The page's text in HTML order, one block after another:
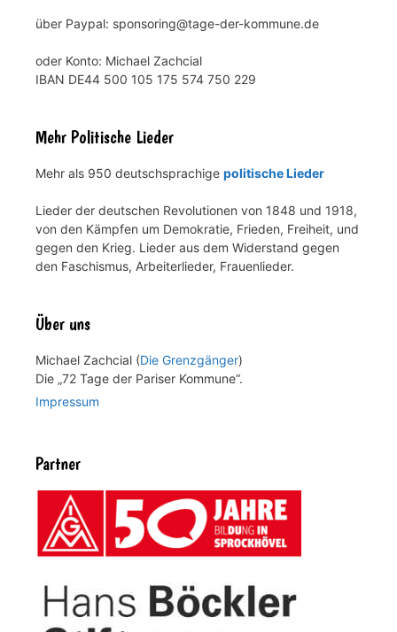
über Paypal: sponsoring@tage-der-kommune.de
oder Konto: Michael Zachcial
IBAN DE44 500 105 175 574 750 229
Mehr Politische Lieder
Mehr als 950 deutschsprachige politische Lieder
Lieder der deutschen Revolutionen von 1848 und 1918,
von den Kämpfen um Demokratie, Frieden, Freiheit, und
gegen den Krieg. Lieder aus dem Widerstand gegen
den Faschismus, Arbeiterlieder, Frauenlieder.
Über uns
Michael Zachcial (Die Grenzgänger)
Die „72 Tage der Pariser Kommune“.
Impressum
Partner